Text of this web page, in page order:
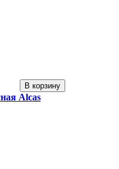
В корзину
Alcas